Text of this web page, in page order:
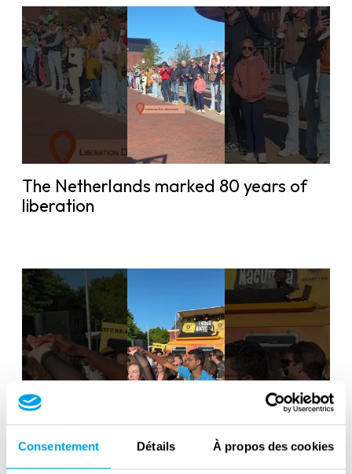
Consentement Détails À propos des cookies
The Netherlands marked 80 years of
liberation
Liberation Day in the Netherlands: 80
years of freedom